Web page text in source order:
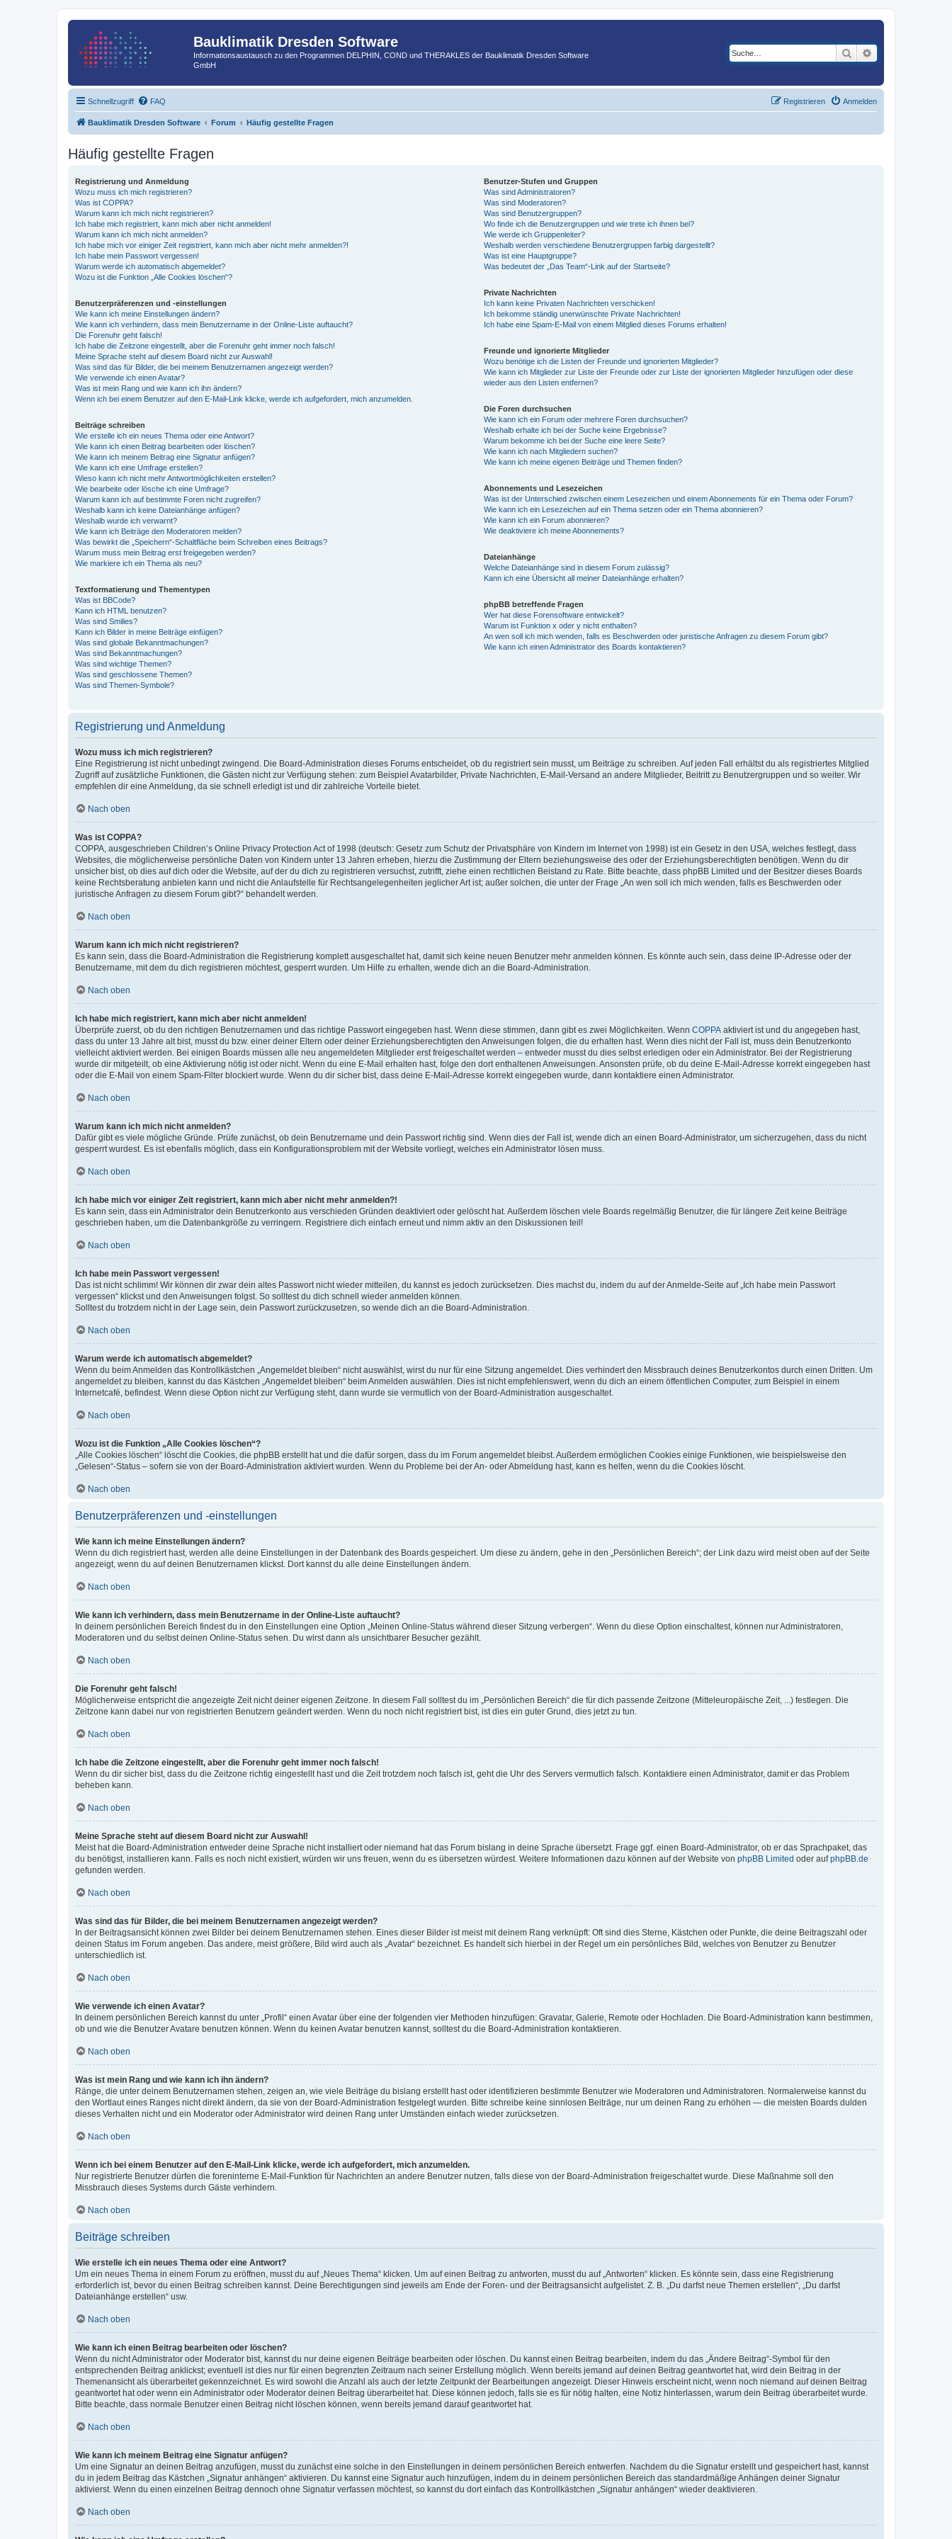
Bauklimatik Dresden Software
Informationsaustausch zu den Programmen DELPHIN, COND und THERAKLES der Bauklimatik Dresden Software
GmbH
Suche
Schnellzugriff FAQ Anmelden
Registrieren
Bauklimatik Dresden Software Forum Häufig gestellte Fragen
Häufig gestellte Fragen
Registrierung und Anmeldung
Wozu muss ich mich registrieren?
Was ist COPPA?
Warum kann ich mich nicht registrieren?
Ich habe mich registriert, kann mich aber nicht anmelden!
Warum kann ich mich nicht anmelden?
Ich habe mich vor einiger Zeit registriert, kann mich aber nicht mehr anmelden?!
Ich habe mein Passwort vergessen!
Warum werde ich automatisch abgemeldet?
Wozu ist die Funktion „Alle Cookies löschen“?
Benutzerpräferenzen und -einstellungen
Wie kann ich meine Einstellungen ändern?
Wie kann ich verhindern, dass mein Benutzername in der Online-Liste auftaucht?
Die Forenuhr geht falsch!
Ich habe die Zeitzone eingestellt, aber die Forenuhr geht immer noch falsch!
Meine Sprache steht auf diesem Board nicht zur Auswahl!
Was sind das für Bilder, die bei meinem Benutzernamen angezeigt werden?
Wie verwende ich einen Avatar?
Was ist mein Rang und wie kann ich ihn ändern?
Wenn ich bei einem Benutzer auf den E-Mail-Link klicke, werde ich aufgefordert, mich anzumelden.
Beiträge schreiben
Wie erstelle ich ein neues Thema oder eine Antwort?
Wie kann ich einen Beitrag bearbeiten oder löschen?
Wie kann ich meinem Beitrag eine Signatur anfügen?
Wie kann ich eine Umfrage erstellen?
Wieso kann ich nicht mehr Antwortmöglichkeiten erstellen?
Wie bearbeite oder lösche ich eine Umfrage?
Warum kann ich auf bestimmte Foren nicht zugreifen?
Weshalb kann ich keine Dateianhänge anfügen?
Weshalb wurde ich verwarnt?
Wie kann ich Beiträge den Moderatoren melden?
Was bewirkt die „Speichern“-Schaltfläche beim Schreiben eines Beitrags?
Warum muss mein Beitrag erst freigegeben werden?
Wie markiere ich ein Thema als neu?
Textformatierung und Thementypen
Was ist BBCode?
Kann ich HTML benutzen?
Was sind Smilies?
Kann ich Bilder in meine Beiträge einfügen?
Was sind globale Bekanntmachungen?
Was sind Bekanntmachungen?
Was sind wichtige Themen?
Was sind geschlossene Themen?
Was sind Themen-Symbole?
Benutzer-Stufen und Gruppen
Was sind Administratoren?
Was sind Moderatoren?
Was sind Benutzergruppen?
Wo finde ich die Benutzergruppen und wie trete ich ihnen bei?
Wie werde ich Gruppenleiter?
Weshalb werden verschiedene Benutzergruppen farbig dargestellt?
Was ist eine Hauptgruppe?
Was bedeutet der „Das Team“-Link auf der Startseite?
Private Nachrichten
Ich kann keine Privaten Nachrichten verschicken!
Ich bekomme ständig unerwünschte Private Nachrichten!
Ich habe eine Spam-E-Mail von einem Mitglied dieses Forums erhalten!
Freunde und ignorierte Mitglieder
Wozu benötige ich die Listen der Freunde und ignorierten Mitglieder?
Wie kann ich Mitglieder zur Liste der Freunde oder zur Liste der ignorierten Mitglieder hinzufügen oder diese
wieder aus den Listen entfernen?
Die Foren durchsuchen
Wie kann ich ein Forum oder mehrere Foren durchsuchen?
Weshalb erhalte ich bei der Suche keine Ergebnisse?
Warum bekomme ich bei der Suche eine leere Seite?
Wie kann ich nach Mitgliedern suchen?
Wie kann ich meine eigenen Beiträge und Themen finden?
Abonnements und Lesezeichen
Was ist der Unterschied zwischen einem Lesezeichen und einem Abonnements für ein Thema oder Forum?
Wie kann ich ein Lesezeichen auf ein Thema setzen oder ein Thema abonnieren?
Wie kann ich ein Forum abonnieren?
Wie deaktiviere ich meine Abonnements?
Dateianhänge
Welche Dateianhänge sind in diesem Forum zulässig?
Kann ich eine Übersicht all meiner Dateianhänge erhalten?
phpBB betreffende Fragen
Wer hat diese Forensoftware entwickelt?
Warum ist Funktion x oder y nicht enthalten?
An wen soll ich mich wenden, falls es Beschwerden oder juristische Anfragen zu diesem Forum gibt?
Wie kann ich einen Administrator des Boards kontaktieren?
Registrierung und Anmeldung
Wozu muss ich mich registrieren?
Eine Registrierung ist nicht unbedingt zwingend. Die Board-Administration dieses Forums entscheidet, ob du registriert sein musst, um Beiträge zu schreiben. Auf jeden Fall erhältst du als registriertes Mitglied
Zugriff auf zusätzliche Funktionen, die Gästen nicht zur Verfügung stehen: zum Beispiel Avatarbilder, Private Nachrichten, E-Mail-Versand an andere Mitglieder, Beitritt zu Benutzergruppen und so weiter. Wir
empfehlen dir eine Anmeldung, da sie schnell erledigt ist und dir zahlreiche Vorteile bietet.
Nach oben
Was ist COPPA?
COPPA, ausgeschrieben Children’s Online Privacy Protection Act of 1998 (deutsch: Gesetz zum Schutz der Privatsphäre von Kindern im Internet von 1998) ist ein Gesetz in den USA, welches festlegt, dass
Websites, die möglicherweise persönliche Daten von Kindern unter 13 Jahren erheben, hierzu die Zustimmung der Eltern beziehungsweise des oder der Erziehungsberechtigten benötigen. Wenn du dir
unsicher bist, ob dies auf dich oder die Website, auf der du dich zu registrieren versuchst, zutrifft, ziehe einen rechtlichen Beistand zu Rate. Bitte beachte, dass phpBB Limited und der Besitzer dieses Boards
keine Rechtsberatung anbieten kann und nicht die Anlaufstelle für Rechtsangelegenheiten jeglicher Art ist; außer solchen, die unter der Frage „An wen soll ich mich wenden, falls es Beschwerden oder
juristische Anfragen zu diesem Forum gibt?“ behandelt werden.
Nach oben
Warum kann ich mich nicht registrieren?
Es kann sein, dass die Board-Administration die Registrierung komplett ausgeschaltet hat, damit sich keine neuen Benutzer mehr anmelden können. Es könnte auch sein, dass deine IP-Adresse oder der
Benutzername, mit dem du dich registrieren möchtest, gesperrt wurden. Um Hilfe zu erhalten, wende dich an die Board-Administration.
Nach oben
Ich habe mich registriert, kann mich aber nicht anmelden!
Überprüfe zuerst, ob du den richtigen Benutzernamen und das richtige Passwort eingegeben hast. Wenn diese stimmen, dann gibt es zwei Möglichkeiten. Wenn COPPA aktiviert ist und du angegeben hast,
dass du unter 13 Jahre alt bist, musst du bzw. einer deiner Eltern oder deiner Erziehungsberechtigten den Anweisungen folgen, die du erhalten hast. Wenn dies nicht der Fall ist, muss dein Benutzerkonto
vielleicht aktiviert werden. Bei einigen Boards müssen alle neu angemeldeten Mitglieder erst freigeschaltet werden – entweder musst du dies selbst erledigen oder ein Administrator. Bei der Registrierung
wurde dir mitgeteilt, ob eine Aktivierung nötig ist oder nicht. Wenn du eine E-Mail erhalten hast, folge den dort enthaltenen Anweisungen. Ansonsten prüfe, ob du deine E-Mail-Adresse korrekt eingegeben hast
oder die E-Mail von einem Spam-Filter blockiert wurde. Wenn du dir sicher bist, dass deine E-Mail-Adresse korrekt eingegeben wurde, dann kontaktiere einen Administrator.
Nach oben
Warum kann ich mich nicht anmelden?
Dafür gibt es viele mögliche Gründe. Prüfe zunächst, ob dein Benutzername und dein Passwort richtig sind. Wenn dies der Fall ist, wende dich an einen Board-Administrator, um sicherzugehen, dass du nicht
gesperrt wurdest. Es ist ebenfalls möglich, dass ein Konfigurationsproblem mit der Website vorliegt, welches ein Administrator lösen muss.
Nach oben
Ich habe mich vor einiger Zeit registriert, kann mich aber nicht mehr anmelden?!
Es kann sein, dass ein Administrator dein Benutzerkonto aus verschieden Gründen deaktiviert oder gelöscht hat. Außerdem löschen viele Boards regelmäßig Benutzer, die für längere Zeit keine Beiträge
geschrieben haben, um die Datenbankgröße zu verringern. Registriere dich einfach erneut und nimm aktiv an den Diskussionen teil!
Nach oben
Ich habe mein Passwort vergessen!
Das ist nicht schlimm! Wir können dir zwar dein altes Passwort nicht wieder mitteilen, du kannst es jedoch zurücksetzen. Dies machst du, indem du auf der Anmelde-Seite auf „Ich habe mein Passwort
vergessen“ klickst und den Anweisungen folgst. So solltest du dich schnell wieder anmelden können.
Solltest du trotzdem nicht in der Lage sein, dein Passwort zurückzusetzen, so wende dich an die Board-Administration.
Nach oben
Warum werde ich automatisch abgemeldet?
Wenn du beim Anmelden das Kontrollkästchen „Angemeldet bleiben“ nicht auswählst, wirst du nur für eine Sitzung angemeldet. Dies verhindert den Missbrauch deines Benutzerkontos durch einen Dritten. Um
angemeldet zu bleiben, kannst du das Kästchen „Angemeldet bleiben“ beim Anmelden auswählen. Dies ist nicht empfehlenswert, wenn du dich an einem öffentlichen Computer, zum Beispiel in einem
Internetcafé, befindest. Wenn diese Option nicht zur Verfügung steht, dann wurde sie vermutlich von der Board-Administration ausgeschaltet.
Nach oben
Wozu ist die Funktion „Alle Cookies löschen“?
„Alle Cookies löschen“ löscht die Cookies, die phpBB erstellt hat und die dafür sorgen, dass du im Forum angemeldet bleibst. Außerdem ermöglichen Cookies einige Funktionen, wie beispielsweise den
„Gelesen“-Status – sofern sie von der Board-Administration aktiviert wurden. Wenn du Probleme bei der An- oder Abmeldung hast, kann es helfen, wenn du die Cookies löscht.
Nach oben
Benutzerpräferenzen und -einstellungen
Wie kann ich meine Einstellungen ändern?
Wenn du dich registriert hast, werden alle deine Einstellungen in der Datenbank des Boards gespeichert. Um diese zu ändern, gehe in den „Persönlichen Bereich“; der Link dazu wird meist oben auf der Seite
angezeigt, wenn du auf deinen Benutzernamen klickst. Dort kannst du alle deine Einstellungen ändern.
Nach oben
Wie kann ich verhindern, dass mein Benutzername in der Online-Liste auftaucht?
In deinem persönlichen Bereich findest du in den Einstellungen eine Option „Meinen Online-Status während dieser Sitzung verbergen“. Wenn du diese Option einschaltest, können nur Administratoren,
Moderatoren und du selbst deinen Online-Status sehen. Du wirst dann als unsichtbarer Besucher gezählt.
Nach oben
Die Forenuhr geht falsch!
Möglicherweise entspricht die angezeigte Zeit nicht deiner eigenen Zeitzone. In diesem Fall solltest du im „Persönlichen Bereich“ die für dich passende Zeitzone (Mitteleuropäische Zeit, ...) festlegen. Die
Zeitzone kann dabei nur von registrierten Benutzern geändert werden. Wenn du noch nicht registriert bist, ist dies ein guter Grund, dies jetzt zu tun.
Nach oben
Ich habe die Zeitzone eingestellt, aber die Forenuhr geht immer noch falsch!
Wenn du dir sicher bist, dass du die Zeitzone richtig eingestellt hast und die Zeit trotzdem noch falsch ist, geht die Uhr des Servers vermutlich falsch. Kontaktiere einen Administrator, damit er das Problem
beheben kann.
Nach oben
Meine Sprache steht auf diesem Board nicht zur Auswahl!
Meist hat die Board-Administration entweder deine Sprache nicht installiert oder niemand hat das Forum bislang in deine Sprache übersetzt. Frage ggf. einen Board-Administrator, ob er das Sprachpaket, das
du benötigst, installieren kann. Falls es noch nicht existiert, würden wir uns freuen, wenn du es übersetzen würdest. Weitere Informationen dazu können auf der Website von phpBB Limited oder aufphpBB.de
gefunden werden.
Nach oben
Was sind das für Bilder, die bei meinem Benutzernamen angezeigt werden?
In der Beitragsansicht können zwei Bilder bei deinem Benutzernamen stehen. Eines dieser Bilder ist meist mit deinem Rang verknüpft: Oft sind dies Sterne, Kästchen oder Punkte, die deine Beitragszahl oder
deinen Status im Forum angeben. Das andere, meist größere, Bild wird auch als „Avatar“ bezeichnet. Es handelt sich hierbei in der Regel um ein persönliches Bild, welches von Benutzer zu Benutzer
unterschiedlich ist.
Nach oben
Wie verwende ich einen Avatar?
In deinem persönlichen Bereich kannst du unter „Profil“ einen Avatar über eine der folgenden vier Methoden hinzufügen: Gravatar, Galerie, Remote oder Hochladen. Die Board-Administration kann bestimmen,
ob und wie die Benutzer Avatare benutzen können. Wenn du keinen Avatar benutzen kannst, solltest du die Board-Administration kontaktieren.
Nach oben
Was ist mein Rang und wie kann ich ihn ändern?
Ränge, die unter deinem Benutzernamen stehen, zeigen an, wie viele Beiträge du bislang erstellt hast oder identifizieren bestimmte Benutzer wie Moderatoren und Administratoren. Normalerweise kannst du
den Wortlaut eines Ranges nicht direkt ändern, da sie von der Board-Administration festgelegt wurden. Bitte schreibe keine sinnlosen Beiträge, nur um deinen Rang zu erhöhen — die meisten Boards dulden
dieses Verhalten nicht und ein Moderator oder Administrator wird deinen Rang unter Umständen einfach wieder zurücksetzen.
Nach oben
Wenn ich bei einem Benutzer auf den E-Mail-Link klicke, werde ich aufgefordert, mich anzumelden.
Nur registrierte Benutzer dürfen die foreninterne E-Mail-Funktion für Nachrichten an andere Benutzer nutzen, falls diese von der Board-Administration freigeschaltet wurde. Diese Maßnahme soll den
Missbrauch dieses Systems durch Gäste verhindern.
Nach oben
Beiträge schreiben
Wie erstelle ich ein neues Thema oder eine Antwort?
Um ein neues Thema in einem Forum zu eröffnen, musst du auf „Neues Thema“ klicken. Um auf einen Beitrag zu antworten, musst du auf „Antworten“ klicken. Es könnte sein, dass eine Registrierung
erforderlich ist, bevor du einen Beitrag schreiben kannst. Deine Berechtigungen sind jeweils am Ende der Foren- und der Beitragsansicht aufgelistet. Z. B. „Du darfst neue Themen erstellen“, „Du darfst
Dateianhänge erstellen“ usw.
Nach oben
Wie kann ich einen Beitrag bearbeiten oder löschen?
Wenn du nicht Administrator oder Moderator bist, kannst du nur deine eigenen Beiträge bearbeiten oder löschen. Du kannst einen Beitrag bearbeiten, indem du das „Ändere Beitrag“-Symbol für den
entsprechenden Beitrag anklickst; eventuell ist dies nur für einen begrenzten Zeitraum nach seiner Erstellung möglich. Wenn bereits jemand auf deinen Beitrag geantwortet hat, wird dein Beitrag in der
Themenansicht als überarbeitet gekennzeichnet. Es wird sowohl die Anzahl als auch der letzte Zeitpunkt der Bearbeitungen angezeigt. Dieser Hinweis erscheint nicht, wenn noch niemand auf deinen Beitrag
geantwortet hat oder wenn ein Administrator oder Moderator deinen Beitrag überarbeitet hat. Diese können jedoch, falls sie es für nötig halten, eine Notiz hinterlassen, warum dein Beitrag überarbeitet wurde.
Bitte beachte, dass normale Benutzer einen Beitrag nicht löschen können, wenn bereits jemand darauf geantwortet hat.
Nach oben
Wie kann ich meinem Beitrag eine Signatur anfügen?
Um eine Signatur an deinen Beitrag anzufügen, musst du zunächst eine solche in den Einstellungen in deinem persönlichen Bereich entwerfen. Nachdem du die Signatur erstellt und gespeichert hast, kannst
du in jedem Beitrag das Kästchen „Signatur anhängen“ aktivieren. Du kannst eine Signatur auch hinzufügen, indem du in deinem persönlichen Bereich das standardmäßige Anhängen deiner Signatur
aktivierst. Wenn du einen einzelnen Beitrag dennoch ohne Signatur verfassen möchtest, so kannst du dort einfach das Kontrollkästchen „Signatur anhängen“ wieder deaktivieren.
Nach oben